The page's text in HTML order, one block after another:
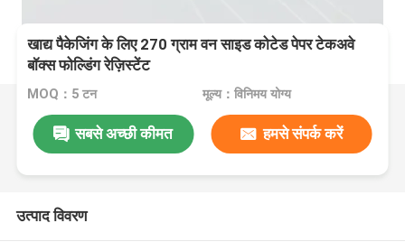
खाद्य पैकेजिंग के लिए 270 ग्राम वन साइड कोटेड पेपर टेकअवे
बॉक्स फोल्डिंग रेज़िस्टेंट
MOQ：5 टन मूल्य：विनिमय योग्य
सबसे अच्छी कीमत हमसे संपर्क करें
उत्पाद विवरण